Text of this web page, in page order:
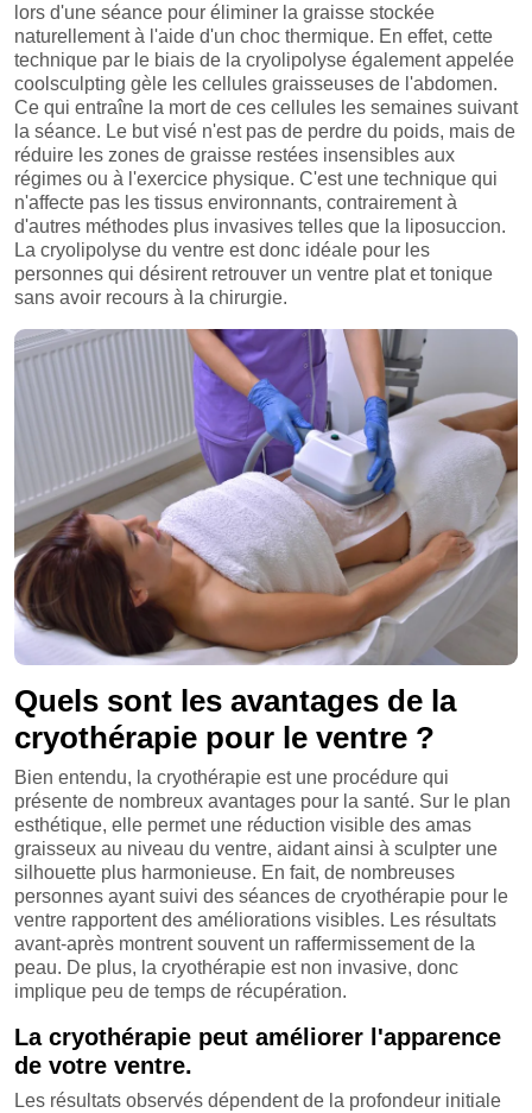
lors d'une séance pour éliminer la graisse stockée
naturellement à l'aide d'un choc thermique. En effet, cette
technique par le biais de la cryolipolyse également appelée
coolsculpting gèle les cellules graisseuses de l'abdomen.
Ce qui entraîne la mort de ces cellules les semaines suivant
la séance. Le but visé n'est pas de perdre du poids, mais de
réduire les zones de graisse restées insensibles aux
régimes ou à l'exercice physique. C'est une technique qui
n'affecte pas les tissus environnants, contrairement à
d'autres méthodes plus invasives telles que la liposuccion.
La cryolipolyse du ventre est donc idéale pour les
personnes qui désirent retrouver un ventre plat et tonique
sans avoir recours à la chirurgie.
Quels sont les avantages de la
cryothérapie pour le ventre ?
Bien entendu, la cryothérapie est une procédure qui
présente de nombreux avantages pour la santé. Sur le plan
esthétique, elle permet une réduction visible des amas
graisseux au niveau du ventre, aidant ainsi à sculpter une
silhouette plus harmonieuse. En fait, de nombreuses
personnes ayant suivi des séances de cryothérapie pour le
ventre rapportent des améliorations visibles. Les résultats
avant-après montrent souvent un raffermissement de la
peau. De plus, la cryothérapie est non invasive, donc
implique peu de temps de récupération.
La cryothérapie peut améliorer l'apparence
de votre ventre.
Les résultats observés dépendent de la profondeur initiale